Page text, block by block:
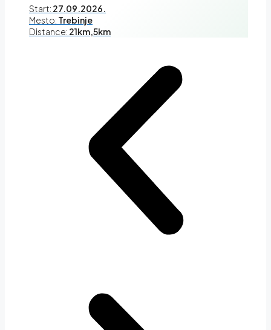
Start: 27.09.2026.
Mesto: Trebinje
Distance: 21km,5km